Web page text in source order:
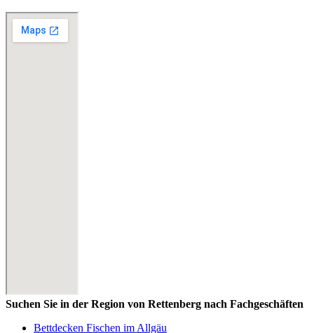
Suchen Sie in der Region von Rettenberg nach Fachgeschäften
Bettdecken Fischen im Allgäu